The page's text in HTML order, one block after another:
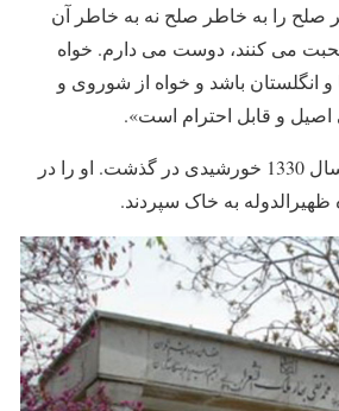
را به خاطر صلح نه به خاطر آن
می کنند، دوست می دارم. خواه
و انگلستان باشد و خواه از شوروی و
و قابل احترام است».
بهار در اردیبهشت ماه سال 1330 خورشیدی در گذشت. او را در
ظهیرالدوله به خاک سپردند.